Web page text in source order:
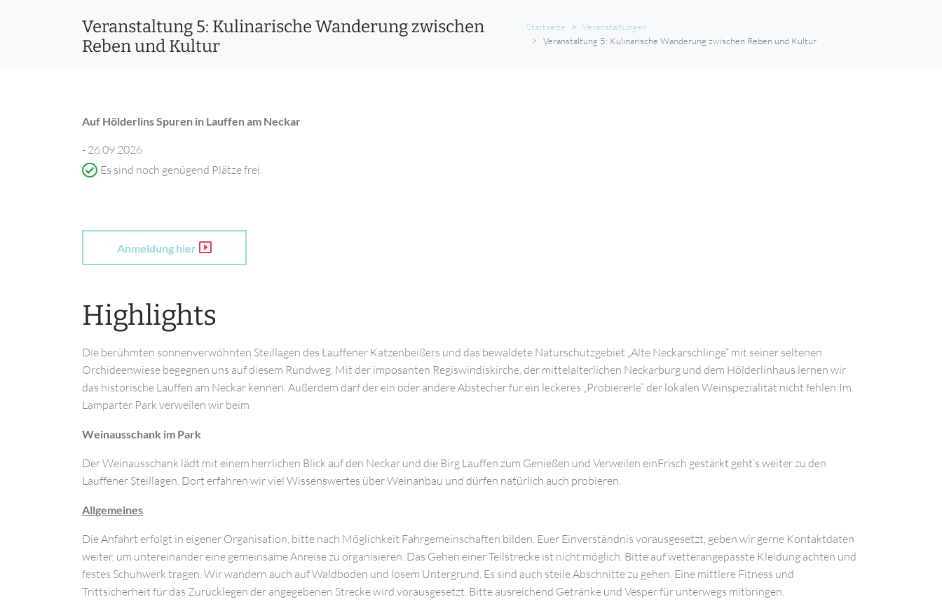
Veranstaltung 5: Kulinarische Wanderung zwischen
Reben und Kultur
Startseite
Veranstaltungen
Veranstaltung 5: Kulinarische Wanderung zwischen Reben und Kultur
Auf Hölderlins Spuren in Lauffen am Neckar
- 26.09.2026
Es sind noch genügend Plätze frei.
Anmeldung hier
Highlights
Die berühmten sonnenverwöhnten Steillagen des Lauffener Katzenbeißers und das bewaldete Naturschutzgebiet „Alte Neckarschlinge“ mit seiner seltenen
Orchideenwiese begegnen uns auf diesem Rundweg. Mit der imposanten Regiswindiskirche, der mittelalterlichen Neckarburg und dem Hölderlinhaus lernen wir
das historische Lauffen am Neckar kennen. Außerdem darf der ein oder andere Abstecher für ein leckeres „Probiererle“ der lokalen Weinspezialität nicht fehlen:Im
Lamparter Park verweilen wir beim
Weinausschank im Park
Der Weinausschank lädt mit einem herrlichen Blick auf den Neckar und die Birg Lauffen zum Genießen und Verweilen einFrisch gestärkt geht’s weiter zu den
Lauffener Steillagen. Dort erfahren wir viel Wissenswertes über Weinanbau und dürfen natürlich auch probieren.
Allgemeines
Die Anfahrt erfolgt in eigener Organisation, bitte nach Möglichkeit Fahrgemeinschaften bilden. Euer Einverständnis vorausgesetzt, geben wir gerne Kontaktdaten
weiter, um untereinander eine gemeinsame Anreise zu organisieren. Das Gehen einer Teilstrecke ist nicht möglich. Bitte auf wetterangepasste Kleidung achten und
festes Schuhwerk tragen. Wir wandern auch auf Waldboden und losem Untergrund. Es sind auch steile Abschnitte zu gehen. Eine mittlere Fitness und
Trittsicherheit für das Zurücklegen der angegebenen Strecke wird vorausgesetzt. Bitte ausreichend Getränke und Vesper für unterwegs mitbringen.